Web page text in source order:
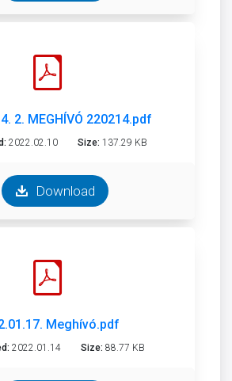
2. MEGHÍVÓ 220214.pdf
2022.02.10 Size: 137.29 KB
Download
Meghívó.pdf
2022.01.14 Size: 88.77 KB